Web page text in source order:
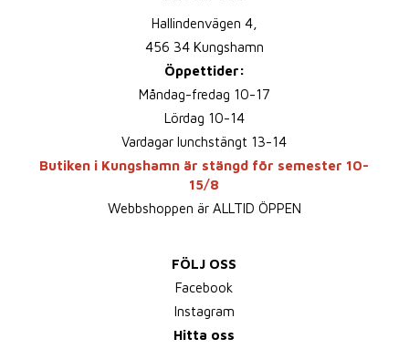
Hallindenvägen 4,
456 34 Kungshamn
Öppettider:
Måndag-fredag 10-17
Lördag 10-14
Vardagar lunchstängt 13-14
Butiken i Kungshamn är stängd för semester 10-
15/8
Webbshoppen är ALLTID ÖPPEN
FÖLJ OSS
Facebook
Instagram
Hitta oss